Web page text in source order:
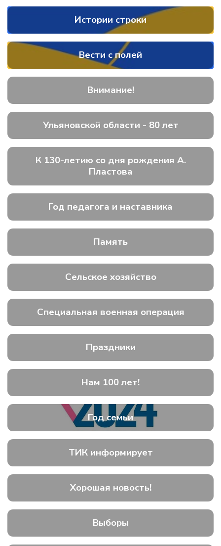
Истории строки
Вести с полей
Внимание!
Ульяновской области - 80 лет
К 130-летию со дня рождения А.
Пластова
Год педагога и наставника
Память
Сельское хозяйство
Специальная военная операция
Праздники
Нам 100 лет!
Год семьи
ТИК информирует
Хорошая новость!
Выборы